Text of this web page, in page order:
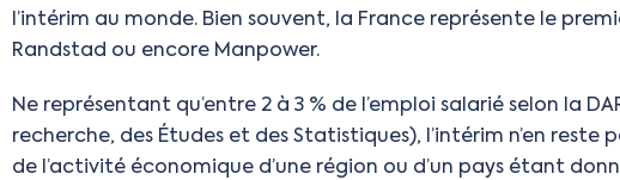
l’intérim au monde. Bien souvent, la France représente le
Randstad ou encore Manpower.
Ne représentant qu’entre 2 à 3 % de l’emploi salarié selon la
recherche, des Études et des Statistiques), l’intérim n’en reste
de l’activité économique d’une région ou d’un pays étant